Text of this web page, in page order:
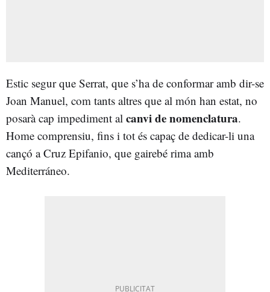
Estic segur que Serrat, que s’ha de conformar amb dir-se
Joan Manuel, com tants altres que al món han estat, no
posarà cap impediment al canvi de nomenclatura.
Home comprensiu, fins i tot és capaç de dedicar-li una
cançó a Cruz Epifanio, que gairebé rima amb
Mediterráneo.